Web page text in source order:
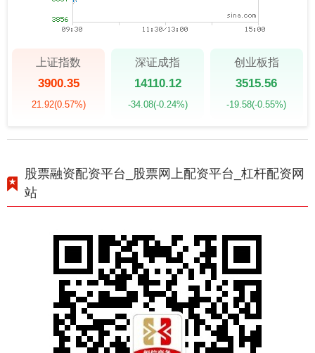
上证指数
3900.35
21.92(0.57%)
深证成指
14110.12
-34.08(-0.24%)
创业板指
3515.56
-19.58(-0.55%)
股票融资配资平台_股票网上配资平台_杠杆配资网
站